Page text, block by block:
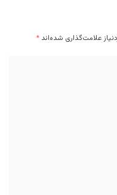
علامت‌گذاری شده‌اند *